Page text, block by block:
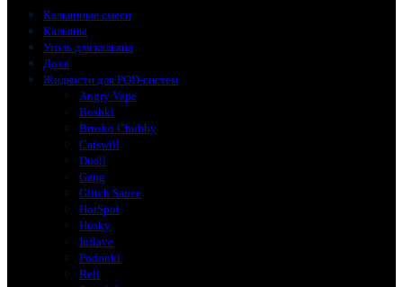
Кальянные смеси
Кальяны
Уголь для кальяна
Доха
Жидкости для POD-систем
Angry Vape
Boshki
Brusko Chubby
Catswill
Duall
Gang
Glitch Sauce
HotSpot
Husky
Inflave
Podonki
Rell